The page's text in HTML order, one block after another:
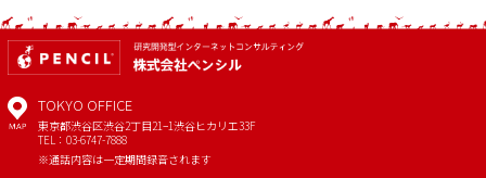
MAP
TOKYO OFFICE
東京都渋谷区渋谷2丁目21−1渋谷ヒカリエ33F
TEL：03-6747-7888
※通話内容は一定期間録音されます